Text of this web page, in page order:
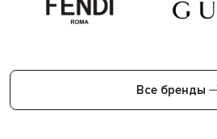
Все бренды